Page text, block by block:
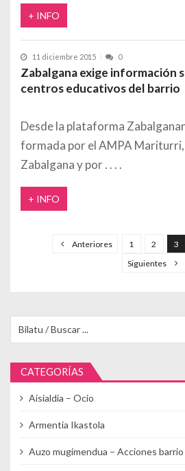
+ INFO
11 diciembre 2015 0
Zabalgana exige información
centros educativos del barrio
Desde la plataforma
formada por el AMPA
Zabalgana y por
+ INFO
Anteriores 1 2 3
Siguientes
CATEGORÍAS
Aisialdia – Ocio
Armentia Ikastola
Auzo mugimendua – Acciones barrio